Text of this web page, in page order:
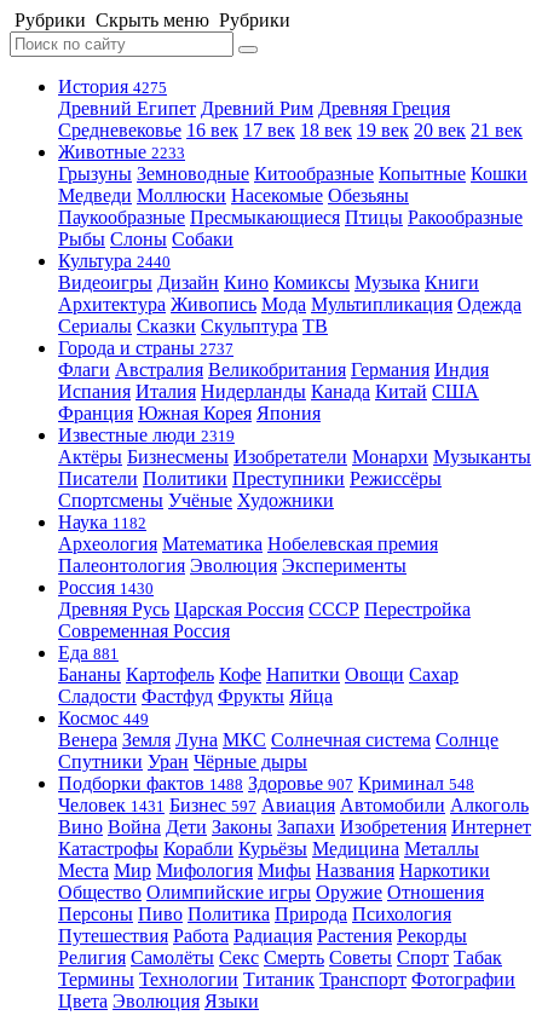
Рубрики Скрыть меню Рубрики
История 4275
Древний Египет Древний Рим Древняя Греция
Средневековье 16 век 17 век 18 век 19 век 20 век 21 век
Животные 2233
Грызуны Земноводные Китообразные Копытные Кошки
Медведи Моллюски Насекомые Обезьяны
Паукообразные Пресмыкающиеся Птицы Ракообразные
Рыбы Слоны Собаки
Культура 2440
Видеоигры Дизайн Кино Комиксы Музыка Книги
Архитектура Живопись Мода Мультипликация Одежда
Сериалы Сказки Скульптура ТВ
Города и страны 2737
Флаги Австралия Великобритания Германия Индия
Испания Италия Нидерланды Канада Китай США
Франция Южная Корея Япония
Известные люди 2319
Актёры Бизнесмены Изобретатели Монархи Музыканты
Писатели Политики Преступники Режиссёры
Спортсмены Учёные Художники
Наука 1182
Археология Математика Нобелевская премия
Палеонтология Эволюция Эксперименты
Россия 1430
Древняя Русь Царская Россия СССР Перестройка
Современная Россия
Еда 881
Бананы Картофель Кофе Напитки Овощи Сахар
Сладости Фастфуд Фрукты Яйца
Космос 449
Венера Земля Луна МКС Солнечная система Солнце
Спутники Уран Чёрные дыры
Подборки фактов 1488 Здоровье 907 Криминал 548
Человек 1431 Бизнес 597 Авиация Автомобили Алкоголь
Вино Война Дети Законы Запахи Изобретения Интернет
Катастрофы Корабли Курьёзы Медицина Металлы
Места Мир Мифология Мифы Названия Наркотики
Общество Олимпийские игры Оружие Отношения
Персоны Пиво Политика Природа Психология
Путешествия Работа Радиация Растения Рекорды
Религия Самолёты Секс Смерть Советы Спорт Табак
Термины Технологии Титаник Транспорт Фотографии
Цвета Эволюция Языки